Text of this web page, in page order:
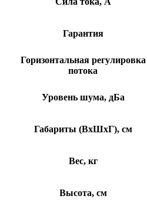
Гарантия
Горизонтальная регулировка
потока
Уровень шума, дБа
Габариты (ВхШхГ), см
Вес, кг
Высота, см